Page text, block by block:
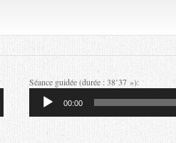
Séance guidée (durée : 38’37 »):
Lecteur
audio
00:00